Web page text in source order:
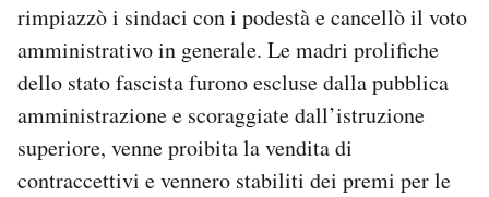
rimpiazzò i sindaci con i podestà e cancellò il voto
amministrativo in generale. Le madri prolifiche
dello stato fascista furono escluse dalla pubblica
amministrazione e scoraggiate dall’istruzione
superiore, venne proibita la vendita di
contraccettivi e vennero stabiliti dei premi per le